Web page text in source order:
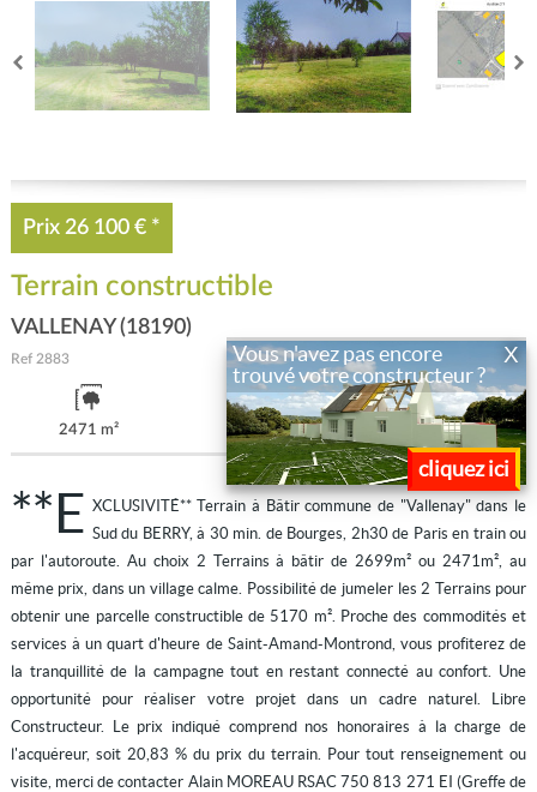
Vous n'avez pas encore
trouvé votre constructeur ?
cliquez ici
X
Prix26 100 € *
Terrain constructible
VALLENAY (18190)
Ref 2883
2471 m²
**E XCLUSIVITÉ** Terrain à Bâtir commune de "Vallenay" dans le
Sud du BERRY, à 30 min. de Bourges, 2h30 de Paris en train ou
par l'autoroute. Au choix 2 Terrains à bâtir de 2699m² ou 2471m², au
même prix, dans un village calme. Possibilité de jumeler les 2 Terrains pour
obtenir une parcelle constructible de 5170 m². Proche des commodités et
services à un quart d'heure de Saint-Amand-Montrond, vous profiterez de
la tranquillité de la campagne tout en restant connecté au confort. Une
opportunité pour réaliser votre projet dans un cadre naturel. Libre
Constructeur. Le prix indiqué comprend nos honoraires à la charge de
l'acquéreur, soit 20,83 % du prix du terrain. Pour tout renseignement ou
visite, merci de contacter Alain MOREAU RSAC 750 813 271 EI (Greffe de